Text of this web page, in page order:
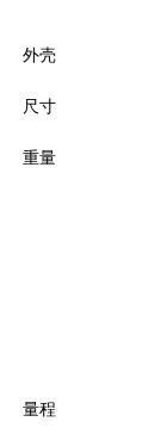
外壳
尺寸
重量
量程